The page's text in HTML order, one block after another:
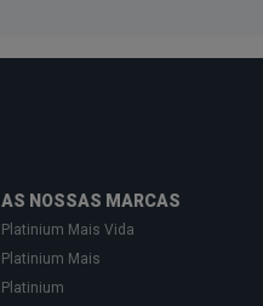
AS NOSSAS MARCAS
Platinium Mais Vida
Platinium Mais
Platinium